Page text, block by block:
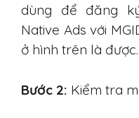
dùng để đăng
Native Ads với
ở hình trên là được.
Bước 2: Kiểm tra